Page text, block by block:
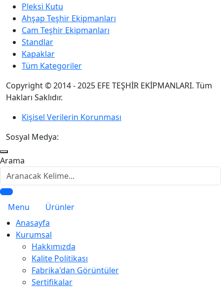
Pleksi Kutu
Ahşap Teşhir Ekipmanları
Cam Teşhir Ekipmanları
Standlar
Kapaklar
Tüm Kategoriler
Copyright © 2014 - 2025 EFE TEŞHİR EKİPMANLARI. Tüm
Hakları Saklıdır.
Kişisel Verilerin Korunması
Sosyal Medya:
Arama
Menu
Ürünler
Anasayfa
Kurumsal
Hakkımızda
Kalite Politikası
Fabrika'dan Görüntüler
Sertifikalar